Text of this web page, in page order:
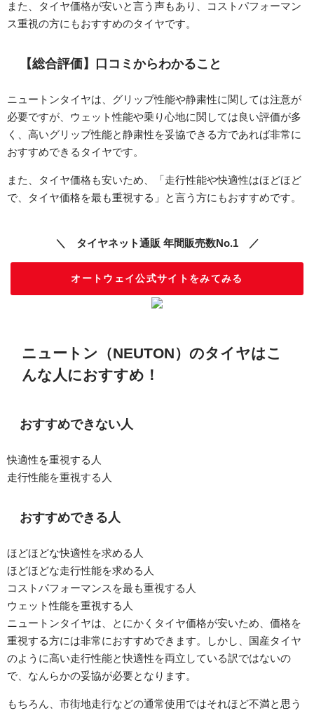
また、タイヤ価格が安いと言う声もあり、コストパフォーマン
ス重視の方にもおすすめのタイヤです。
【総合評価】口コミからわかること
ニュートンタイヤは、グリップ性能や静粛性に関しては注意が
必要ですが、ウェット性能や乗り心地に関しては良い評価が多
く、高いグリップ性能と静粛性を妥協できる方であれば非常に
おすすめできるタイヤです。
また、タイヤ価格も安いため、「走行性能や快適性はほどほど
で、タイヤ価格を最も重視する」と言う方にもおすすめです。
＼ タイヤネット通販 年間販売数No.1 ／
オートウェイ公式サイトをみてみる
ニュートン（NEUTON）のタイヤはこ
んな人におすすめ！
おすすめできない人
快適性を重視する人
走行性能を重視する人
おすすめできる人
ほどほどな快適性を求める人
ほどほどな走行性能を求める人
コストパフォーマンスを最も重視する人
ウェット性能を重視する人
ニュートンタイヤは、とにかくタイヤ価格が安いため、価格を
重視する方には非常におすすめできます。しかし、国産タイヤ
のように高い走行性能と快適性を両立している訳ではないの
で、なんらかの妥協が必要となります。
もちろん、市街地走行などの通常使用ではそれほど不満と思う